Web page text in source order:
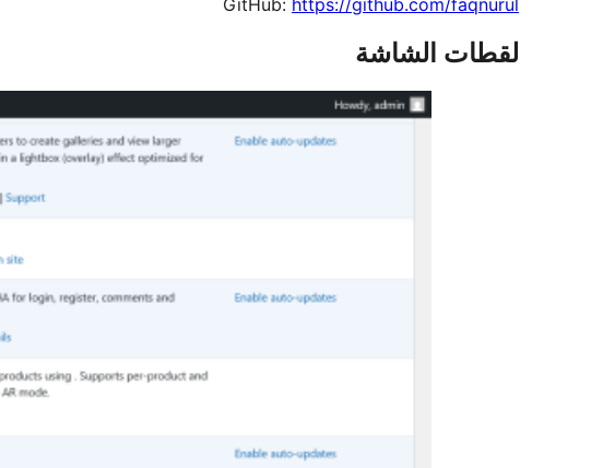
GitHub: https://github.com/faqnurul
لقطات الشاشة